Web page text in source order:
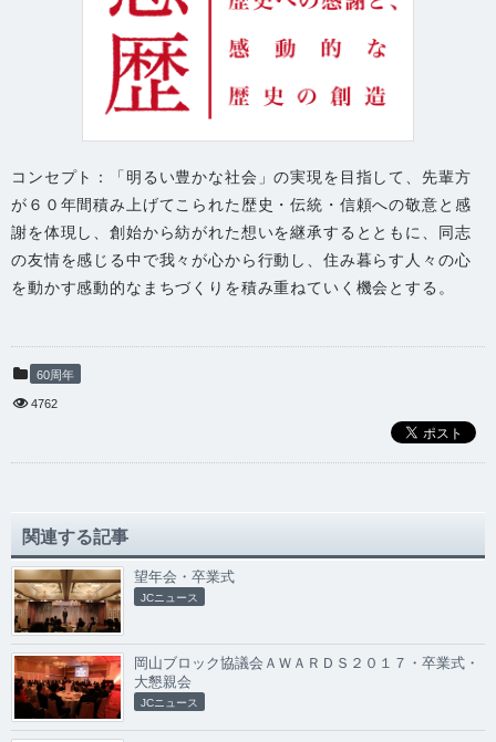
コンセプト：「明るい豊かな社会」の実現を目指して、先輩方
が６０年間積み上げてこられた歴史・伝統・信頼への敬意と感
謝を体現し、創始から紡がれた想いを継承するとともに、同志
の友情を感じる中で我々が心から行動し、住み暮らす人々の心
を動かす感動的なまちづくりを積み重ねていく機会とする。
60周年
4762
関連する記事
望年会・卒業式
JCニュース
岡山ブロック協議会ＡＷＡＲＤＳ２０１７・卒業式・
大懇親会
JCニュース